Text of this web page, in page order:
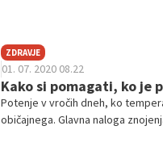
ZDRAVJE
01. 07. 2020 08.22
Kako si pomagati, ko je
Potenje v vročih dneh, ko
običajnega. Glavna naloga